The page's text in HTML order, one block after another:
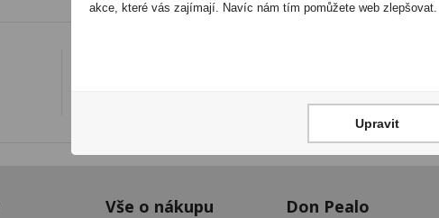
denně 6:00 – 15:30 hod
Vše o nákupu Don Pealo
akce, které vás zajímají. Navíc nám tím pomůžete web zlepšovat.
Upravit